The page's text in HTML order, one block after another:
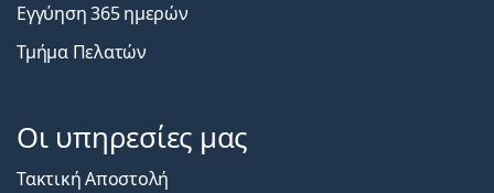
Εγγύηση 365 ημερών
Τμήμα Πελατών
Οι υπηρεσίες μας
Τακτική Αποστολή